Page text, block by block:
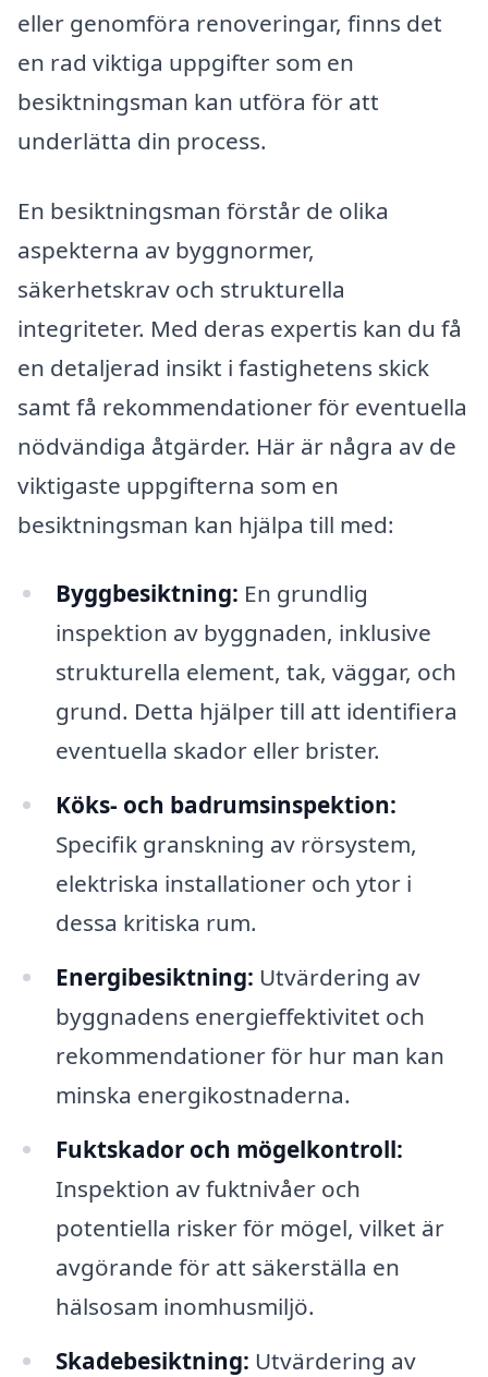
eller genomföra renoveringar, finns det
en rad viktiga uppgifter som en
besiktningsman kan utföra för att
underlätta din process.
En besiktningsman förstår de olika
aspekterna av byggnormer,
säkerhetskrav och strukturella
integriteter. Med deras expertis kan du få
en detaljerad insikt i fastighetens skick
samt få rekommendationer för eventuella
nödvändiga åtgärder. Här är några av de
viktigaste uppgifterna som en
besiktningsman kan hjälpa till med:
Byggbesiktning: En grundlig
inspektion av byggnaden, inklusive
strukturella element, tak, väggar, och
grund. Detta hjälper till att identifiera
eventuella skador eller brister.
Köks- och badrumsinspektion:
Specifik granskning av rörsystem,
elektriska installationer och ytor i
dessa kritiska rum.
Energibesiktning: Utvärdering av
byggnadens energieffektivitet och
rekommendationer för hur man kan
minska energikostnaderna.
Fuktskador och mögelkontroll:
Inspektion av fuktnivåer och
potentiella risker för mögel, vilket är
avgörande för att säkerställa en
hälsosam inomhusmiljö.
Skadebesiktning: Utvärdering av